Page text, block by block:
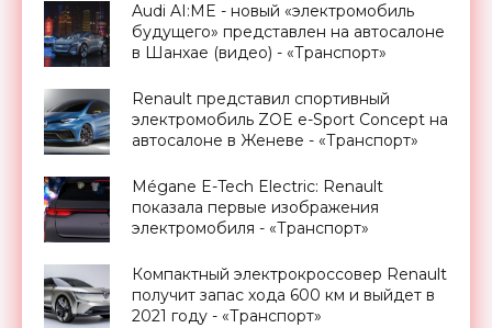
Audi AI:ME - новый «электромобиль
будущего» представлен на автосалоне
в Шанхае (видео) - «Транспорт»
Renault представил спортивный
электромобиль ZOE e-Sport Concept на
автосалоне в Женеве - «Транспорт»
Mégane E-Tech Electric: Renault
показала первые изображения
электромобиля - «Транспорт»
Компактный электрокроссовер Renault
получит запас хода 600 км и выйдет в
2021 году - «Транспорт»